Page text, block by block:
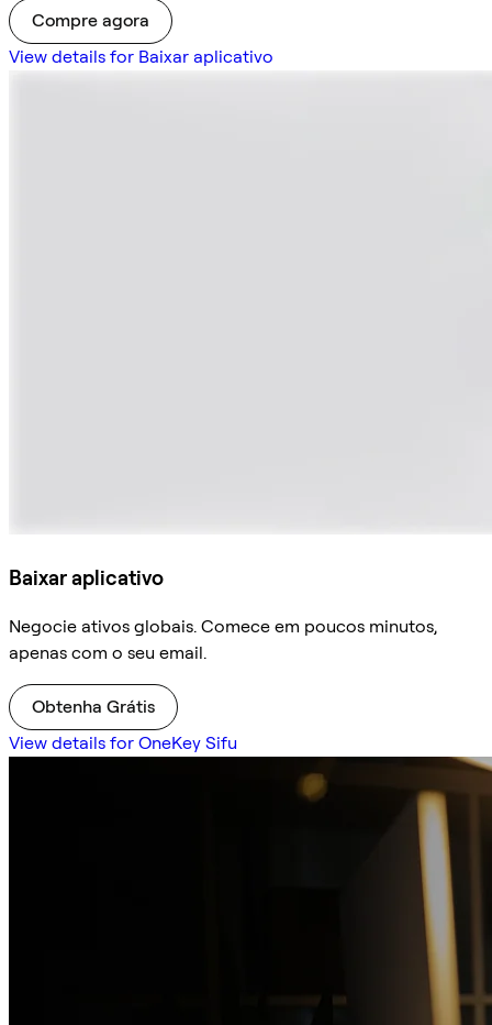
Compre agora
View details for Baixar aplicativo
Baixar aplicativo
Negocie ativos globais. Comece em poucos minutos,
apenas com o seu email.
Obtenha Grátis
View details for OneKey Sifu